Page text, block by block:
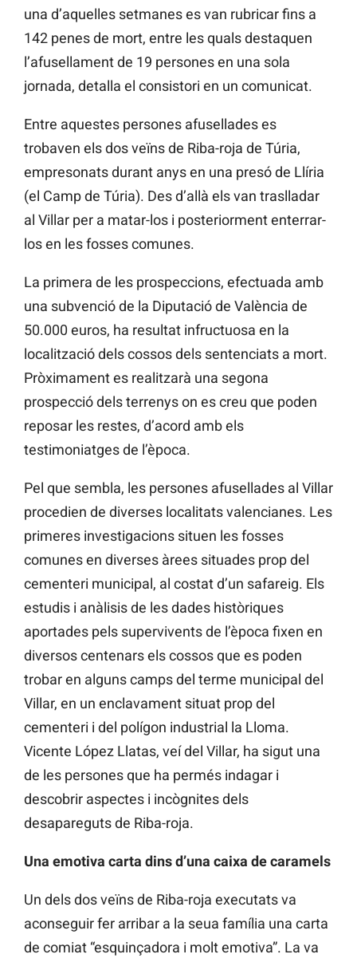
una d’aquelles setmanes es van rubricar fins a
142 penes de mort, entre les quals destaquen
l’afusellament de 19 persones en una sola
jornada, detalla el consistori en un comunicat.
Entre aquestes persones afusellades es
trobaven els dos veïns de Riba-roja de Túria,
empresonats durant anys en una presó de Llíria
(el Camp de Túria). Des d’allà els van traslladar
al Villar per a matar-los i posteriorment enterrar-
los en les fosses comunes.
La primera de les prospeccions, efectuada amb
una subvenció de la Diputació de València de
50.000 euros, ha resultat infructuosa en la
localització dels cossos dels sentenciats a mort.
Pròximament es realitzarà una segona
prospecció dels terrenys on es creu que poden
reposar les restes, d’acord amb els
testimoniatges de l’època.
Pel que sembla, les persones afusellades al Villar
procedien de diverses localitats valencianes. Les
primeres investigacions situen les fosses
comunes en diverses àrees situades prop del
cementeri municipal, al costat d’un safareig. Els
estudis i anàlisis de les dades històriques
aportades pels supervivents de l’època fixen en
diversos centenars els cossos que es poden
trobar en alguns camps del terme municipal del
Villar, en un enclavament situat prop del
cementeri i del polígon industrial la Lloma.
Vicente López Llatas, veí del Villar, ha sigut una
de les persones que ha permés indagar i
descobrir aspectes i incògnites dels
desapareguts de Riba-roja.
Una emotiva carta dins d’una caixa de caramels
Un dels dos veïns de Riba-roja executats va
aconseguir fer arribar a la seua família una carta
de comiat “esquinçadora i molt emotiva”. La va